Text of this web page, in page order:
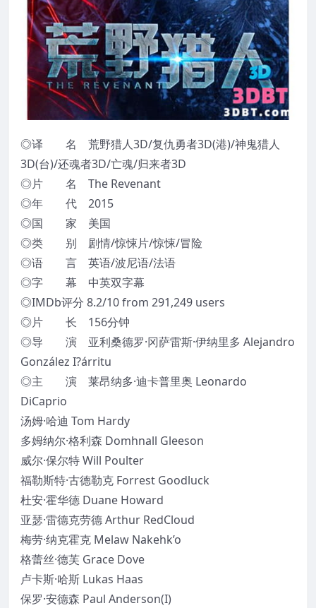
◎译 名 荒野猎人3D/复仇勇者3D(港)/神鬼猎人
3D(台)/还魂者3D/亡魂/归来者3D
◎片 名 The Revenant
◎年 代 2015
◎国 家 美国
◎类 别 剧情/惊悚片/惊悚/冒险
◎语 言 英语/波尼语/法语
◎字 幕 中英双字幕
◎IMDb评分 8.2/10 from 291,249 users
◎片 长 156分钟
◎导 演 亚利桑德罗·冈萨雷斯·伊纳里多 Alejandro
González I?árritu
◎主 演 莱昂纳多·迪卡普里奥 Leonardo
DiCaprio
汤姆·哈迪 Tom Hardy
多姆纳尔·格利森 Domhnall Gleeson
威尔·保尔特 Will Poulter
福勒斯特·古德勒克 Forrest Goodluck
杜安·霍华德 Duane Howard
亚瑟·雷德克劳德 Arthur RedCloud
梅劳·纳克霍克 Melaw Nakehk’o
格蕾丝·德芙 Grace Dove
卢卡斯·哈斯 Lukas Haas
保罗·安德森 Paul Anderson(I)